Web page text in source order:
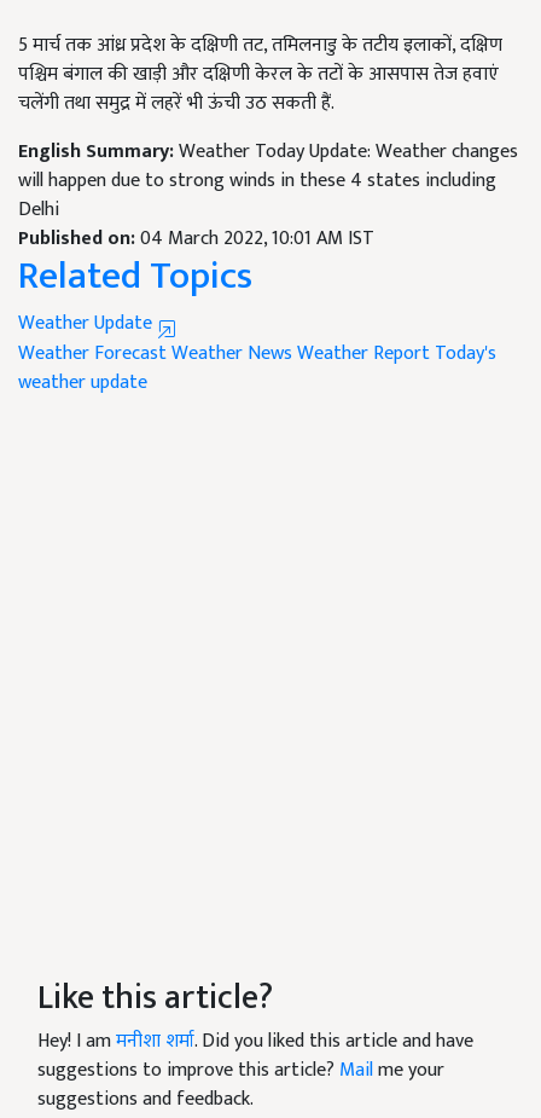
5 मार्च तक आंध्र प्रदेश के दक्षिणी तट, तमिलनाडु के तटीय इलाकों, दक्षिण
पश्चिम बंगाल की खाड़ी और दक्षिणी केरल के तटों के आसपास तेज हवाएं
चलेंगी तथा समुद्र में लहरें भी ऊंची उठ सकती हैं.
English Summary:Weather Today Update: Weather changes
will happen due to strong winds in these 4 states including
Delhi
Published on:04 March 2022, 10:01 AM IST
Related Topics
Weather Update
Weather ForecastWeather NewsWeather ReportToday's
weather update
Like this article?
Hey! I amमनीशा शर्मा. Did you liked this article and have
suggestions to improve this article? Mailme your
suggestions and feedback.